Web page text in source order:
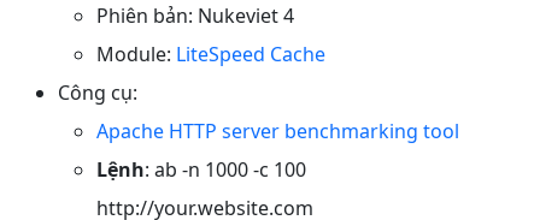
Phiên bản: Nukeviet 4
Module: LiteSpeed Cache
Công cụ:
Apache HTTP server benchmarking tool
Lệnh: ab -n 1000 -c 100
http://your.website.com